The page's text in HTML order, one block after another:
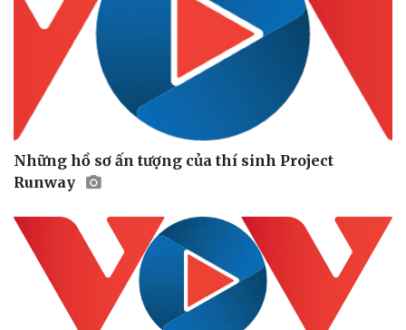
Những hồ sơ ấn tượng của thí sinh Project
Runway